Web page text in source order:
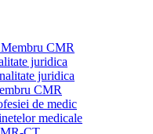
CMR
juridica
juridica
CMR
de medic
medicale